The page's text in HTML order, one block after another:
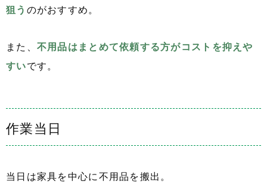
狙う のがおすすめ。
また、 不用品はまとめて依頼する方がコストを抑えや
すいです。
作業当日
当日は家具を中心に不用品を搬出。